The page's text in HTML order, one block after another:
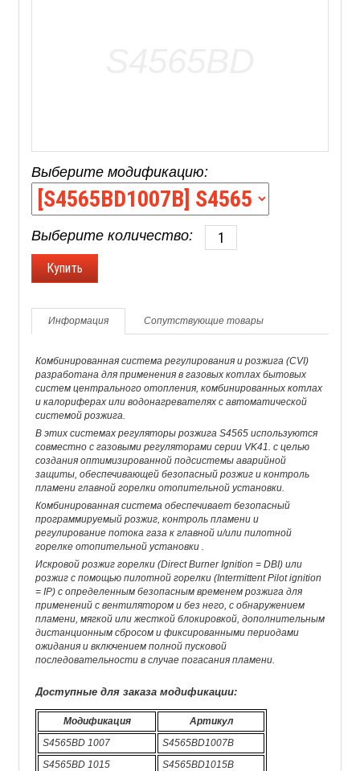
Выберите модификацию:
Выберите количество:
Информация Сопутствующие товары
Комбинированная система регулирования и розжига (CVI)
разработана для применения в газовых котлах бытовых
систем центрального отопления, комбинированных котлах
и калориферах или водонагревателях с автоматической
системой розжига.
В этих системах регуляторы розжига S4565 используются
совместно с газовыми регуляторами серии VK41. с целью
создания оптимизированной подсистемы аварийной
защиты, обеспечивающей безопасный розжиг и контроль
пламени главной горелки отопительной установки.
Комбинированная система обеспечивает безопасный
программируемый розжиг, контроль пламени и
регулирование потока газа к главной и/или пилотной
горелке отопительной установки .
Искровой розжиг горелки (Direct Burner Ignition = DBI) или
розжиг с помощью пилотной горелки (Intermittent Pilot ignition
= IP) с определенным безопасным временем розжига для
применений с вентилятором и без него, с обнаружением
пламени, мягкой или жесткой блокировкой, дополнительным
дистанционным сбросом и фиксированными периодами
ожидания и включением полной пусковой
последовательности в случае погасания пламени.
Доступные для заказа модификации:
Модификация
Артикул
S4565BD 1007
S4565BD1007B
S4565BD 1015
S4565BD1015B